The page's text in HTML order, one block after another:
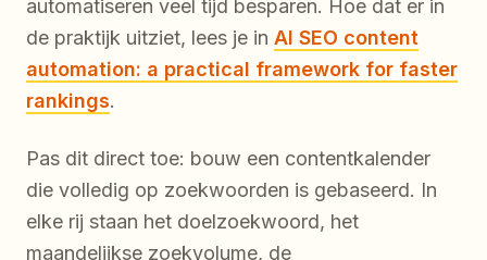
automatiseren veel tijd besparen. Hoe dat er in
de praktijk uitziet, lees je in AI SEO content
automation: a practical framework for faster
rankings.
Pas dit direct toe: bouw een contentkalender
die volledig op zoekwoorden is gebaseerd. In
elke rij staan het doelzoekwoord, het
maandelijkse zoekvolume, de